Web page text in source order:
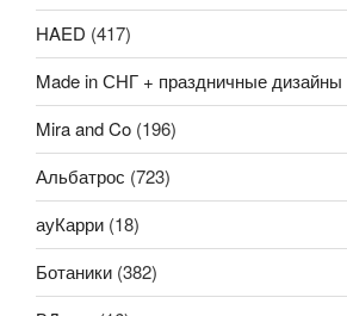
HAED (417)
Made in СНГ + праздничные дизайны
Mira and Co (196)
Альбатрос (723)
ауКарри (18)
Ботаники (382)